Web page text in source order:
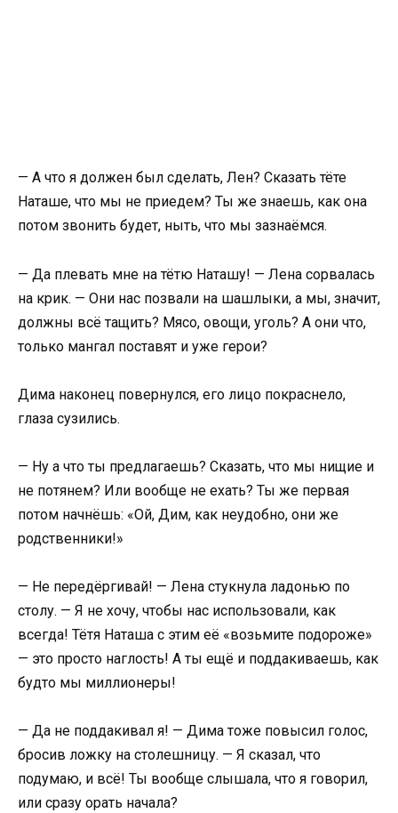
— А что я должен был сделать, Лен? Сказать тёте
Наташе, что мы не приедем? Ты же знаешь, как она
потом звонить будет, ныть, что мы зазнаёмся.
— Да плевать мне на тётю Наташу! — Лена сорвалась
на крик. — Они нас позвали на шашлыки, а мы, значит,
должны всё тащить? Мясо, овощи, уголь? А они что,
только мангал поставят и уже герои?
Дима наконец повернулся, его лицо покраснело,
глаза сузились.
— Ну а что ты предлагаешь? Сказать, что мы нищие и
не потянем? Или вообще не ехать? Ты же первая
потом начнёшь: «Ой, Дим, как неудобно, они же
родственники!»
— Не передёргивай! — Лена стукнула ладонью по
столу. — Я не хочу, чтобы нас использовали, как
всегда! Тётя Наташа с этим её «возьмите подороже»
— это просто наглость! А ты ещё и поддакиваешь, как
будто мы миллионеры!
— Да не поддакивал я! — Дима тоже повысил голос,
бросив ложку на столешницу. — Я сказал, что
подумаю, и всё! Ты вообще слышала, что я говорил,
или сразу орать начала?